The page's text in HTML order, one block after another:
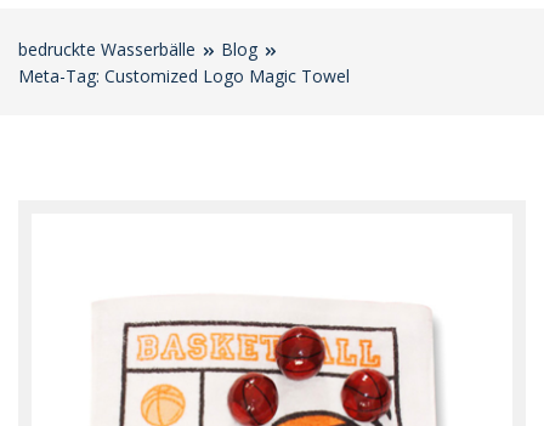
bedruckte Wasserbälle
Blog
Meta-Tag: Customized Logo Magic Towel